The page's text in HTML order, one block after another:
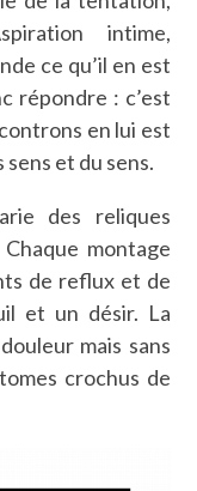
intime,
ce qu’il en est
répondre : c’est
en lui est
et du sens.
des reliques
montage
de reflux et de
et un désir. La
mais sans
crochus de